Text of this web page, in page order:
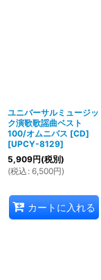
ユニバーサルミュージッ
ク演歌歌謡曲ベスト
100/オムニバス [CD]
[UPCY-8129]
5,909円(税別)
(税込 : 6,500円)
カートに入れる